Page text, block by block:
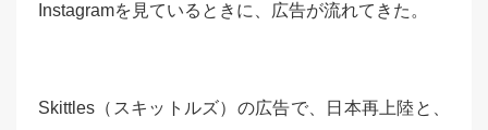
Instagramを見ているときに、広告が流れてきた。
Skittles（スキットルズ）の広告で、日本再上陸と、